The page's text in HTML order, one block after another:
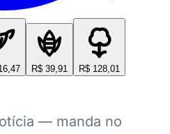
R$ 39,91 R$ 128,01
— manda no